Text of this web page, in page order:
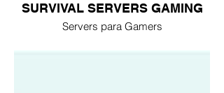
SURVIVAL SERVERS GAMING
Servers para Gamers